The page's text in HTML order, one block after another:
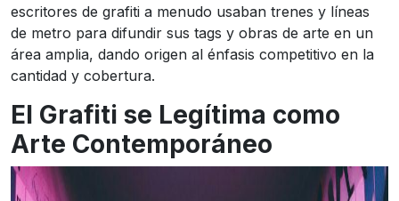
escritores de grafiti a menudo usaban trenes y líneas
de metro para difundir sus tags y obras de arte en un
área amplia, dando origen al énfasis competitivo en la
cantidad y cobertura.
El Grafiti se Legítima como
Arte Contemporáneo